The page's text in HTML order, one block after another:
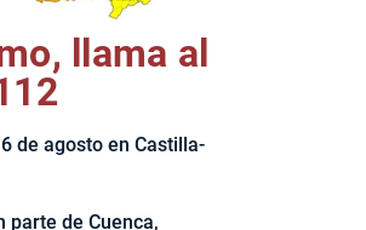
llama al
6 de agosto en Castilla-
parte de Cuenca,